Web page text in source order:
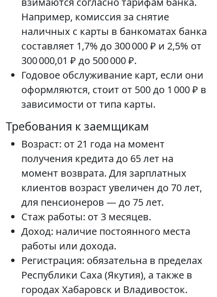
Например, комиссия за снятие
наличных с карты в банкоматах банка
составляет 1,7% до 300 000 ₽ и 2,5% от
300 000,01 ₽ до 500 000 ₽.
Годовое обслуживание карт, если они
оформляются, стоит от 500 до 1 000 ₽ в
зависимости от типа карты.
Требования к заемщикам
Возраст: от 21 года на момент
получения кредита до 65 лет на
момент возврата. Для зарплатных
клиентов возраст увеличен до 70 лет,
для пенсионеров — до 75 лет.
Стаж работы: от 3 месяцев.
Доход: наличие постоянного места
работы или дохода.
Регистрация: обязательна в пределах
Республики Саха (Якутия), а также в
городах Хабаровск и Владивосток.